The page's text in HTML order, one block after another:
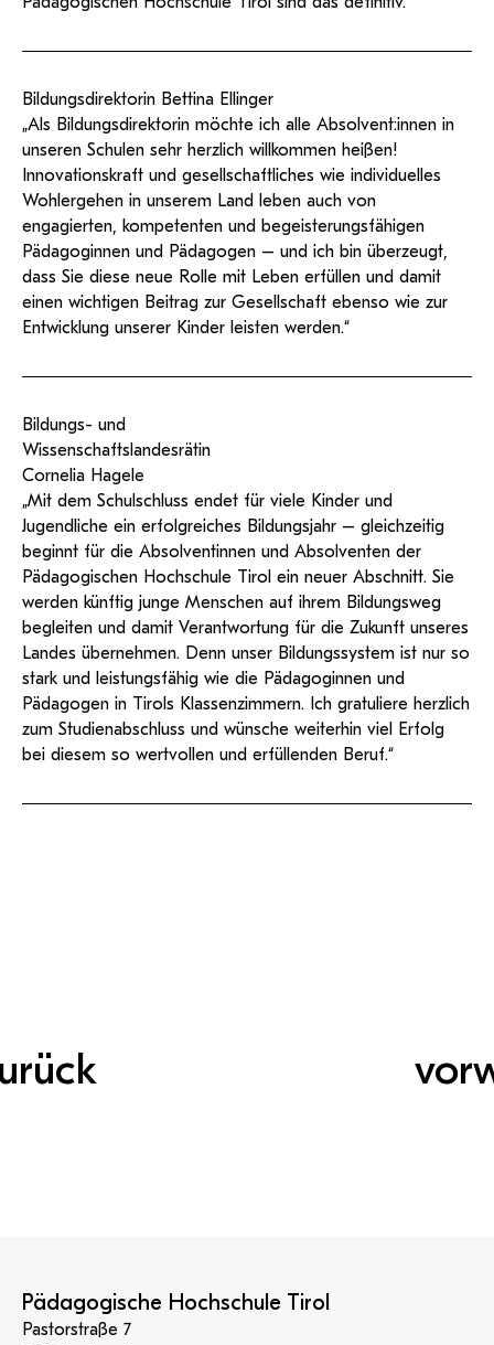
Bildungsdirektorin Bettina Ellinger
„Als Bildungsdirektorin möchte ich alle Absolvent:innen in
unseren Schulen sehr herzlich willkommen heißen!
Innovationskraft und gesellschaftliches wie individuelles
Wohlergehen in unserem Land leben auch von
engagierten, kompetenten und begeisterungsfähigen
Pädagoginnen und Pädagogen – und ich bin überzeugt,
dass Sie diese neue Rolle mit Leben erfüllen und damit
einen wichtigen Beitrag zur Gesellschaft ebenso wie zur
Entwicklung unserer Kinder leisten werden.“
Bildungs- und
Wissenschaftslandesrätin
Cornelia Hagele
„Mit dem Schulschluss endet für viele Kinder und
Jugendliche ein erfolgreiches Bildungsjahr – gleichzeitig
beginnt für die Absolventinnen und Absolventen der
Pädagogischen Hochschule Tirol ein neuer Abschnitt. Sie
werden künftig junge Menschen auf ihrem Bildungsweg
begleiten und damit Verantwortung für die Zukunft unseres
Landes übernehmen. Denn unser Bildungssystem ist nur so
stark und leistungsfähig wie die Pädagoginnen und
Pädagogen in Tirols Klassenzimmern. Ich gratuliere herzlich
zum Studienabschluss und wünsche weiterhin viel Erfolg
bei diesem so wertvollen und erfüllenden Beruf.“
Pädagogische Hochschule Tirol
Pastorstraße 7